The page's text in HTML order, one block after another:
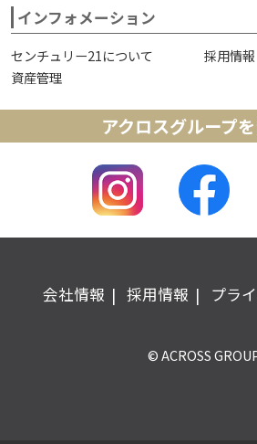
インフォメーション
センチュリー21について
採用情報
資産管理
アクロスグループ
会社情報 採用情報 プラ
© ACROSS